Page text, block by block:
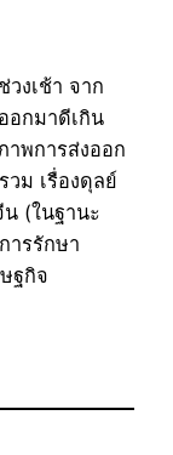
งเช้า จาก
อกมาดีเกิน
พการส่งออก
ม เรื่องดุลย์
(ในฐานะ
ารรักษา
ฐกิจ